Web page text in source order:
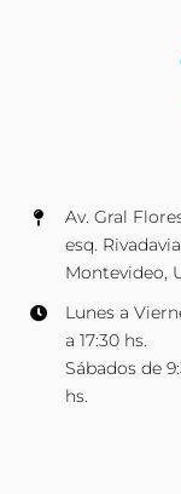
Av. Gral
esq. Rivadavia
Montevideo,
Lunes a
a 17:30 hs.
Sábados de
hs.